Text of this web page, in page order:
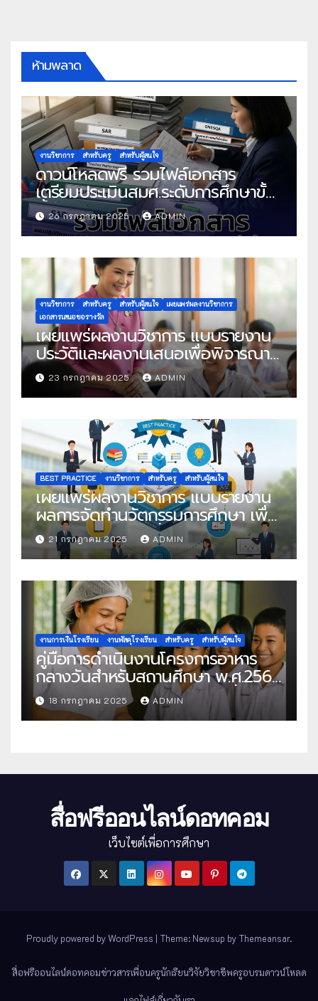
ห้ามพลาด
งานวิชาการ สำหรับครู สำหรับผู้สนใจ
ดาวน์โหลดฟรี รวมไฟล์เอกสาร
เตรียมประเมินสมศ.ระดับการศึกษาขั้น
พื้นฐาน
26 กรกฎาคม 2025 ADMIN
งานวิชาการ สำหรับครู สำหรับผู้สนใจ
เผยแพร่ผลงานวิชาการ
เอกสารเสนอขอรางวัล
เผยแพร่ผลงานวิชาการ แบบรายงาน
ประวัติและผลงานเสนอเพื่อพิจารณา
ในโครงการครูดีในดวงใจ ประจำปี
2568 ครั้งที่ 22
23 กรกฎาคม 2025 ADMIN
BEST PRACTICE งานวิชาการ สำหรับครู สำหรับผู้สนใจ
เผยแพร่ผลงานวิชาการ แบบรายงาน
ผลการจัดทำนวัตกรรมการศึกษา เพื่อ
คัดเลือกวิธีปฏิบัติที่เป็นเลิศ
21 กรกฎาคม 2025 ADMIN
งานการเงินโรงเรียน งานพัสดุโรงเรียน สำหรับครู สำหรับผู้สนใจ
คู่มือการดำเนินงานโครงการอาหาร
กลางวันสำหรับสถานศึกษา พ.ศ.2568
แนวทางครบถ้วนสู่การจัดการที่มี
ประสิทธิภาพ
18 กรกฎาคม 2025 ADMIN
สื่อฟรีออนไลน์ดอทคอม
เว็บไซต์เพื่อการศึกษา
Proudly powered by WordPress | Theme: Newsup by Themeansar.
สื่อฟรีออนไลน์ดอทคอมข่าวสารเพื่อนครูนักเรียนวิจัยวิชาชีพครูอบรมดาวน์โหลด